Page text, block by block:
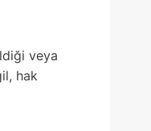
veya
hak